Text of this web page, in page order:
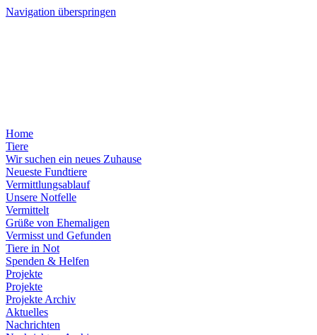
Navigation überspringen
Home
Tiere
Wir suchen ein neues Zuhause
Neueste Fundtiere
Vermittlungsablauf
Unsere Notfelle
Vermittelt
Grüße von Ehemaligen
Vermisst und Gefunden
Tiere in Not
Spenden & Helfen
Projekte
Projekte
Projekte Archiv
Aktuelles
Nachrichten